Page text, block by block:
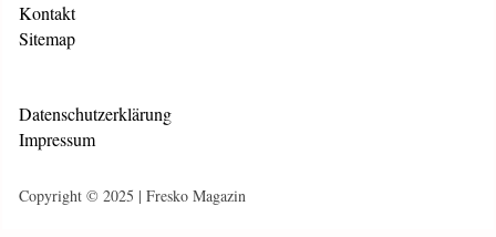
Kontakt
Sitemap
Datenschutzerklärung
Impressum
Copyright © 2025 | Fresko Magazin